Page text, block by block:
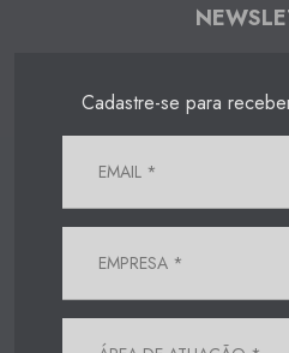
Cadastre-se para